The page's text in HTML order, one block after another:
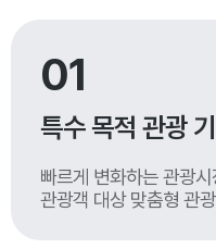
01
특수 목적 관광
빠르게 변화하는 관광
관광객 대상 맞춤형 관